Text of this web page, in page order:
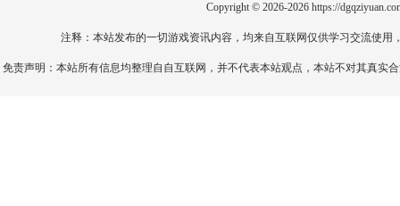
Copyright © 2026-2026 https://
注释：本站发布的一切游戏资讯内容，均来自互联网仅供学习交流使
免责声明：本站所有信息均整理自自互联网，并不代表本站观点，本站不对其真实